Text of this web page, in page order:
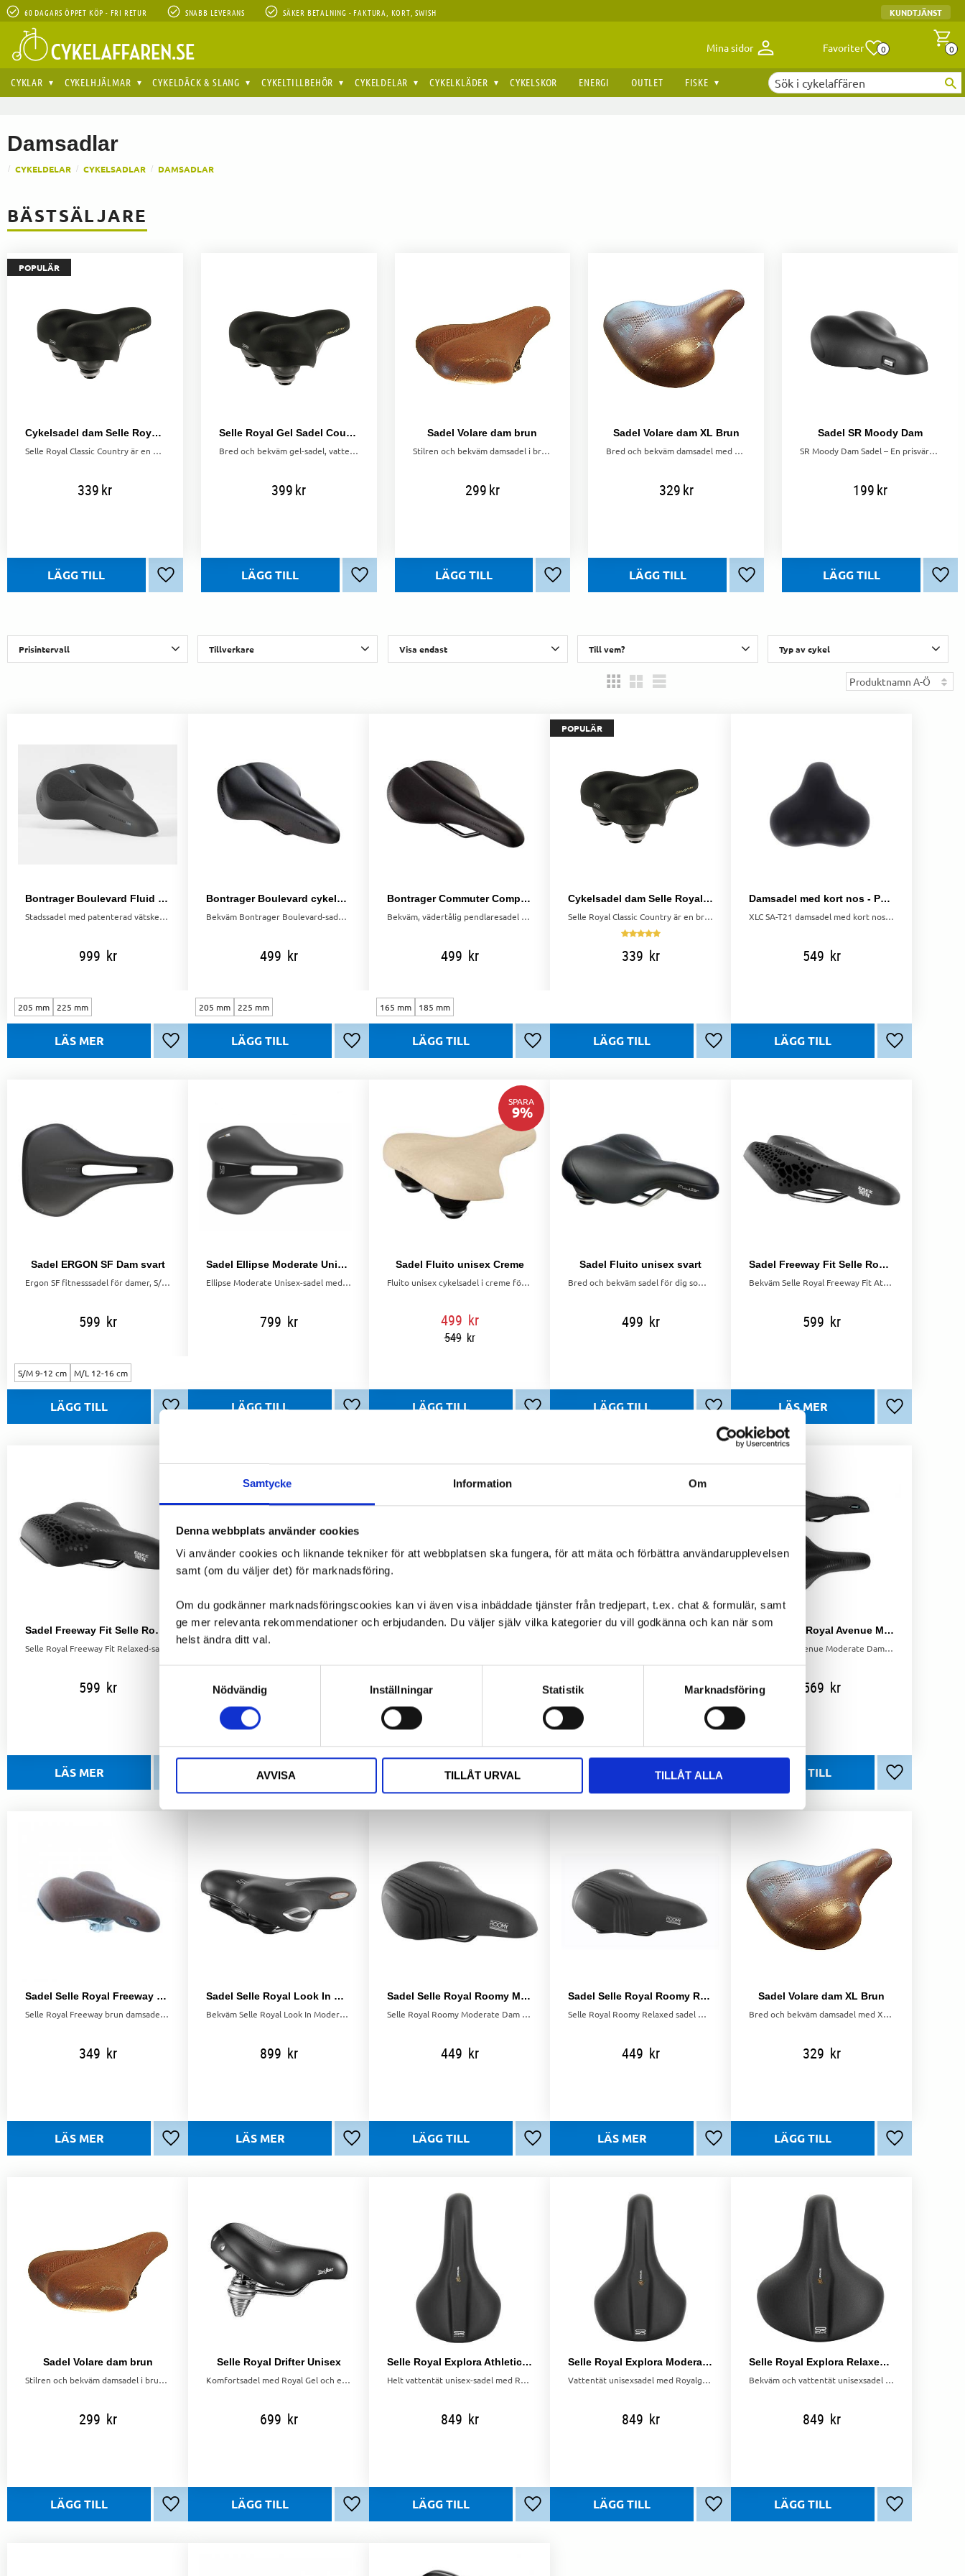
Samtycke Information Om
Denna webbplats använder cookies
Vi använder cookies och liknande tekniker för att webbplatsen ska fungera, för att mäta och förbättra användarupplevelsen
samt (om du väljer det) för marknadsföring.
Om du godkänner marknadsföringscookies kan vi även visa inbäddade tjänster från tredjepart, t.ex. chat & formulär, samt
ge mer relevanta rekommendationer och erbjudanden. Du väljer själv vilka kategorier du vill godkänna och kan när som
helst ändra ditt val.
Nödvändig
Inställningar Statistik Marknadsföring
AVVISA TILLÅT URVAL TILLÅT ALLA
60 DAGARS ÖPPET KÖP - FRI RETUR SNABB LEVERANS SÄKER BETALNING - FAKTURA, KORT, SWISH KUNDTJÄNST
Mina sidor Favoriter Antal
0 0
CYKLAR CYKELHJÄLMAR CYKELDÄCK & SLANG CYKELTILLBEHÖR CYKELDELAR CYKELKLÄDER CYKELSKOR ENERGI OUTLET FISKE
Damsadlar
CYKELDELAR CYKELSADLAR DAMSADLAR
BÄSTSÄLJARE
Cykelsadel dam Selle Royal Classic Country bred komfortsadel vattenresistent svart
Selle Royal Classic Country är en bred och bekväm damsadel, vattenresistent för långvarig komfort och hållbarhet vid cykling.
339kr
POPULÄR
Lägg till i favoriter
Selle Royal Gel Sadel Country Relaxed
Bred och bekväm gel-sadel, vattenresistent och passar både dam och herr. Perfekt för långa cykelturer.
399kr
Lägg till i favoriter
Sadel Volare dam brun
Stilren och bekväm damsadel i brun färg – perfekt för vardagscykling, pendling och citybruk.
299kr
Lägg till i favoriter
Sadel Volare dam XL Brun
Bred och bekväm damsadel med XL-passform – perfekt för stadspendling och längre fritidsturer.
329kr
Lägg till i favoriter
Sadel SR Moody Dam
SR Moody Dam Sadel – En prisvärd och bekväm sadel för långa och korta cykelturer.
199kr
Prisintervall Tillverkare Visa endast Till vem?
Dam 28 Herr
Typ av cykel
24
10
Bontrager Boulevard Fluid cykelsadel
Stadssadel med patenterad vätsketeknik som minskar tryck och ger maximal komfort vid pendling.
999 kr
Lägg till i favoriter
205 mm 225 mm
Bontrager Boulevard cykelsadel
Bekväm Bontrager Boulevard-sadel med fullängdskanal och mjuk stoppning för avslappnad stads- och fritidscykling.
499 kr
Lägg till i favoriter
205 mm 225 mm
Bontrager Commuter Comp cykelsadel
Bekväm, vädertålig pendlaresadel med fullängdskanal och stödjande dyna — perfekt för pendling och fitness.
499 kr
Lägg till i favoriter
165 mm 185 mm
Cykelsadel dam Selle Royal Classic Country bred komfortsadel vattenresistent svart
Selle Royal Classic Country är en bred och bekväm damsadel, vattenresistent för långvarig komfort och hållbarhet vid cykling.
339 kr
POPULÄR
Lägg till i favoriter
Damsadel med kort nos - Perfekt för kjol och klänning
XLC SA-T21 damsadel med kort nos för kjol och klänning. Komfortabel stoppning och fjäderdämpning gör den perfekt för stadscykling.
549 kr
Lägg till i
Sadel ERGON SF Dam svart
Ergon SF fitnesssadel för damer, S/M, svart — ergonomisk och avlastande med ortopediskt komfortskum.
599 kr
Lägg till i favoriter
S/M 9-12 cm M/L 12-16 cm
Sadel Ellipse Moderate Unisex
Ellipse Moderate Unisex-sadel med 3D Skingel för maximal avlastning och komfort. L 276mm / B 180mm, vikt 474g.
799 kr
Lägg till i favoriter
Sadel Fluito unisex Creme
Fluito unisex cykelsadel i creme för dig med upprätt sittställning. Bred och bekväm med fördjupning för extra avlastning.
499 kr
549 kr
SPARA
9%
Lägg till i favoriter
Sadel Fluito unisex svart
Bred och bekväm sadel för dig som cyklar med upprätt sittställning. Fördjupning i sadeln för ytterligare avlastning i mellangården.
499 kr
Lägg till i favoriter
Sadel Freeway Fit Selle Royal Athletic
Bekväm Selle Royal Freeway Fit Athletic-sadel med stötdämpande Slow Fit-skum. Optimal för sportigare cykelturer.
599 kr
Lägg till i
Sadel Freeway Fit Selle Royal Relaxed
599 kr
Lägg till i favoriter
Sadel Freeway Fit Selle Royal dam
599
Sadel ROK Selle Royal
Sadel SR Moody Dam
Lägg till i favoriter
Sadel Selle Royal Avenue Moderate Dam
Selle Royal Avenue Moderate Dam-sadel med Royal Gel för ökad komfort och en klassisk design, 258 mm lång och 183 mm bred.
569 kr
Lägg till i
Sadel Selle Royal Freeway Brun
Selle Royal Freeway brun damsadel med klassisk design, perfekt för bekväma cykelturer. Längd: 256 mm, Bredd: 214 mm.
349 kr
Lägg till i favoriter
Sadel Selle Royal Look In moderate dam
Bekväm Selle Royal Look In Moderate damsadel med royalgel. Ergonomisk design för framåtlutande sittposition.
899 kr
Lägg till i favoriter
Sadel Selle Royal Roomy Moderate Dam
Selle Royal Roomy Moderate Dam sadel med Slow fit-skum för bekväm och stötabsorberande cykling. Mått: 265 x 165 mm.
449 kr
Lägg till i favoriter
Sadel Selle Royal Roomy Relaxed
Selle Royal Roomy Relaxed sadel med Slow fit-skum för optimal komfort och stötabsorption. Mått: 277 x 215 mm.
449 kr
Lägg till i favoriter
Sadel Volare dam XL Brun
Bred och bekväm damsadel med XL-passform – perfekt för stadspendling och längre fritidsturer.
329 kr
Lägg till i
Sadel Volare dam brun
Stilren och bekväm damsadel i brun färg – perfekt för vardagscykling, pendling och citybruk.
299 kr
Lägg till i favoriter
Selle Royal Drifter Unisex
Komfortsadel med Royal Gel och elastomerfjädring. Bred och slitstark för stad och längre turer.
699 kr
Lägg till i favoriter
Selle Royal Explora Athletic Unisex Sadel Royalgel
Helt vattentät unisex-sadel med Royalgel och RVL-teknologi för omedelbar komfort och avlastning.
849 kr
Lägg till i favoriter
Selle Royal Explora Moderate Unisex Sadel Royalgel
Vattentät unisexsadel med Royalgel och ergonomisk design för bekväm pendling och längre turer.
849 kr
Lägg till i favoriter
Selle Royal Explora Relaxed Unisex Sadel Royalgel
Bekväm och vattentät unisexsadel med Royalgel och tryckavlastning för pendling och längre turer.
849 kr
Lägg till i